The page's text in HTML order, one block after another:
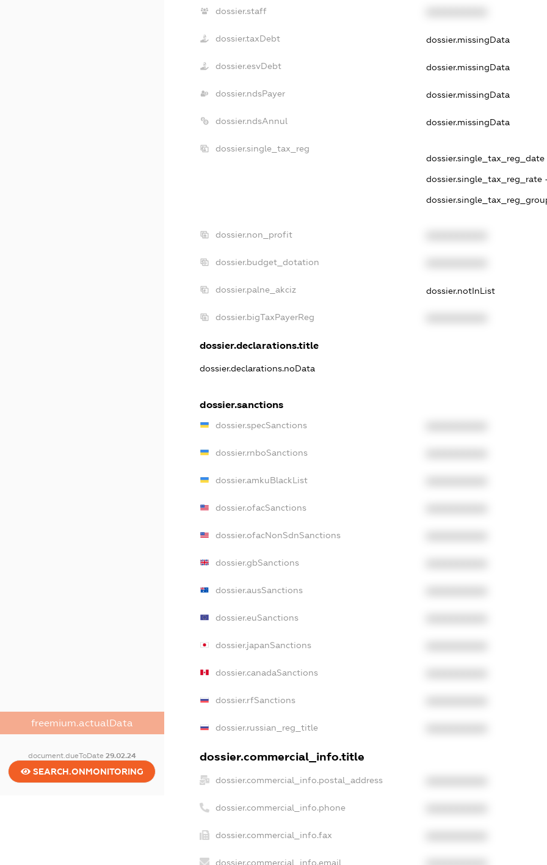
freemium.actualData
document.dueToDate 29.02.24
SEARCH.ONMONITORING
dossier.staff
dossier.taxDebt dossier.missingData
dossier.esvDebt dossier.missingData
dossier.ndsPayer dossier.missingData
dossier.ndsAnnul dossier.missingData
dossier.single_tax_reg
dossier.single_tax_reg_date -
dossier.single_tax_reg_rate
dossier.non_profit
dossier.budget_dotation
dossier.palne_akciz dossier.notInList
dossier.bigTaxPayerReg
dossier.declarations.title
dossier.declarations.noData
dossier.sanctions
dossier.specSanctions
dossier.rnboSanctions
dossier.amkuBlackList
dossier.ofacSanctions
dossier.ofacNonSdnSanctions
dossier.gbSanctions
dossier.ausSanctions
dossier.euSanctions
dossier.japanSanctions
dossier.canadaSanctions
dossier.rfSanctions
dossier.russian_reg_title
dossier.commercial_info.title
dossier.commercial_info.postal_address
dossier.commercial_info.phone
dossier.commercial_info.fax
dossier.commercial_info.email